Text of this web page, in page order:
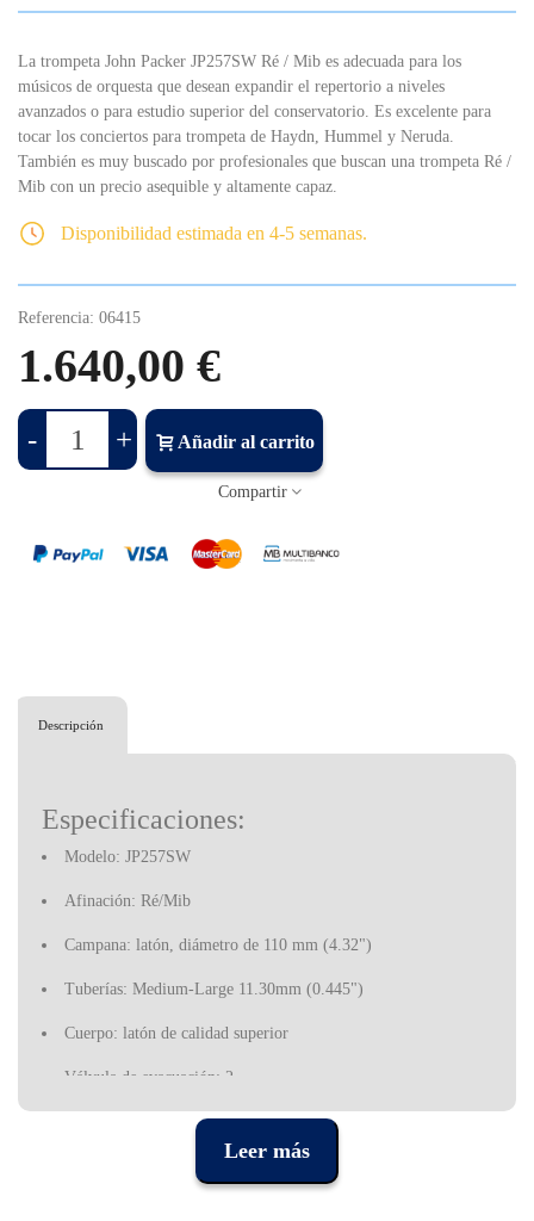
La trompeta John Packer JP257SW Ré / Mib es adecuada para los
músicos de orquesta que desean expandir el repertorio a niveles
avanzados o para estudio superior del conservatorio. Es excelente para
tocar los conciertos para trompeta de Haydn, Hummel y Neruda.
También es muy buscado por profesionales que buscan una trompeta Ré /
Mib con un precio asequible y altamente capaz.
Disponibilidad estimada en 4-5 semanas.
Referencia: 06415
1.640,00 €
- + Añadir al carrito
Compartir
Descripción
Especificaciones:
Modelo: JP257SW
Afinación: Ré/Mib
Campana: latón, diámetro de 110 mm (4.32")
Tuberías: Medium-Large 11.30mm (0.445")
Cuerpo: latón de calidad superior
Válvula de evacuación: 2
Embocadura: JP 5C
Leer más